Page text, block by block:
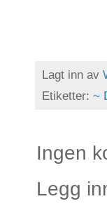
Lagt inn av
Etiketter: ~
Ingen
Legg